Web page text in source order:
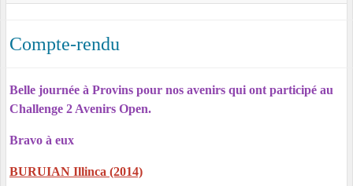
Compte-rendu
Belle journée à Provins pour nos avenirs qui ont participé au
Challenge 2 Avenirs Open.
Bravo à eux
BURUIAN Illinca (2014)